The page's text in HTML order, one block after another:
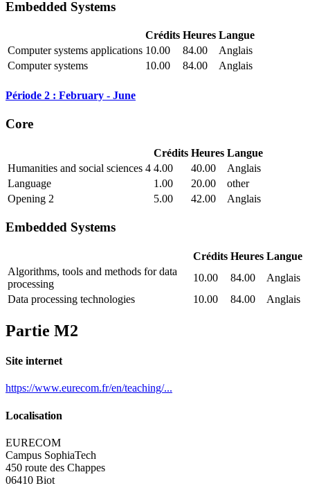
Embedded Systems
Crédits Heures Langue
Computer systems applications 10.00 84.00
Anglais
Computer systems
10.00 84.00 Anglais
Période 2 : February - June
Core
Crédits Heures Langue
Humanities and social sciences 4 4.00 40.00
Anglais
Language
1.00 20.00
other
Opening 2
5.00 42.00 Anglais
Embedded Systems
Crédits Heures Langue
Algorithms, tools and methods for data
processing
10.00 84.00
Anglais
Data processing technologies
10.00 84.00 Anglais
Partie M2
Site internet
https://www.eurecom.fr/en/teaching/...
Localisation
EURECOM
Campus SophiaTech
450 route des Chappes
06410 Biot